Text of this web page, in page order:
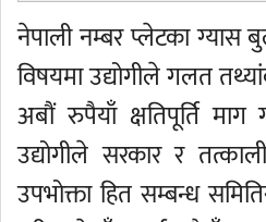
नेपाली नम्बर प्लेटका ग्यास
विषयमा उद्योगीले गलत
अबौं रुपैयाँ क्षतिपूर्ति
उद्योगीले सरकार र
उपभोक्ता हित सम्बन्ध